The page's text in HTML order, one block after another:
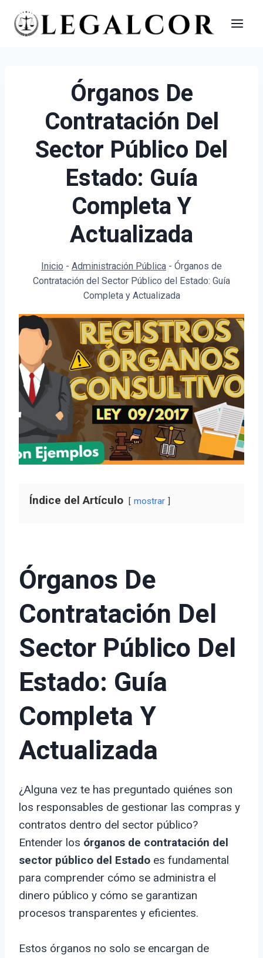
Saltar
Órganos De
Contratación Del
Sector Público Del
Estado: Guía
Completa Y
Actualizada
Inicio - Administración Pública - Órganos de
Contratación del Sector Público del Estado: Guía
Completa y Actualizada
Índice del Artículo mostrar
Órganos De
Contratación Del
Sector Público Del
Estado: Guía
Completa Y
Actualizada
¿Alguna vez te has preguntado quiénes son
los responsables de gestionar las compras y
contratos dentro del sector público?
Entender los órganos de contratación del
sector público del Estado es fundamental
para comprender cómo se administra el
dinero público y cómo se garantizan
procesos transparentes y eficientes.
Estos órganos no solo se encargan de